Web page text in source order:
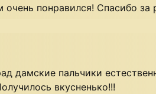
понравился! Спасибо за
дамские пальчики
вкусненько!!!